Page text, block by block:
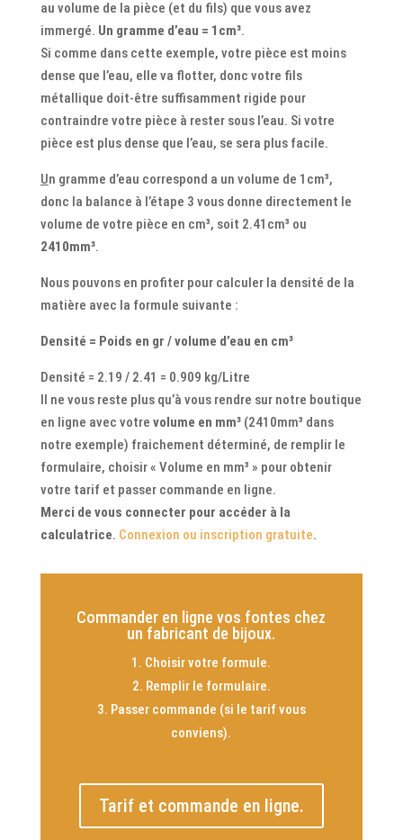
au volume de la pièce (et du fils) que vous avez
immergé. Un gramme d’eau = 1cm³.
Si comme dans cette exemple, votre pièce est moins
dense que l’eau, elle va flotter, donc votre fils
métallique doit-être suffisamment rigide pour
contraindre votre pièce à rester sous l’eau. Si votre
pièce est plus dense que l’eau, se sera plus facile.
Un gramme d’eau correspond a un volume de 1cm³,
donc la balance à l’étape 3 vous donne directement le
volume de votre pièce en cm³, soit 2.41cm³ ou
2410mm³.
Nous pouvons en profiter pour calculer la densité de la
matière avec la formule suivante :
Densité = Poids en gr / volume d’eau en cm³
Densité = 2.19 / 2.41 = 0.909 kg/Litre
Il ne vous reste plus qu’à vous rendre sur notre boutique
en ligne avec votre volume en mm³(2410mm³ dans
notre exemple) fraichement déterminé, de remplir le
formulaire, choisir « Volume en mm³ » pour obtenir
votre tarif et passer commande en ligne.
Merci de vous connecter pour accéder à la
calculatrice. Connexion ou inscription gratuite.
Commander en ligne vos fontes chez
un fabricant de bijoux.
Choisir votre formule.
Remplir le formulaire.
Passer commande (si le tarif vous
conviens).
Tarif et commande en ligne.